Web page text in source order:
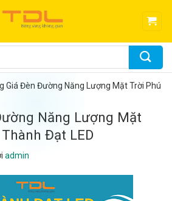
Giá Đèn Đường Năng Lượng Mặt Trời Phú
Năng Lượng Mặt
Đạt LED
admin